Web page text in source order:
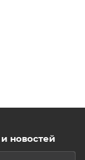
новостей